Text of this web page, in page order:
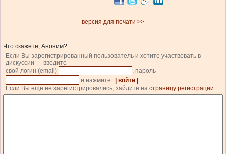
версия для печати >>
Что скажете, Аноним?
Если Вы зарегистрированный пользователь и хотите участвовать в
дискуссии — введите
свой логин (email)
, пароль
и нажмите
| войти |
.
Если Вы еще не зарегистрировались, зайдите на страницу регистрации.